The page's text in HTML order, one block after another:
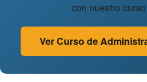
con nuestro
Ver Curso de